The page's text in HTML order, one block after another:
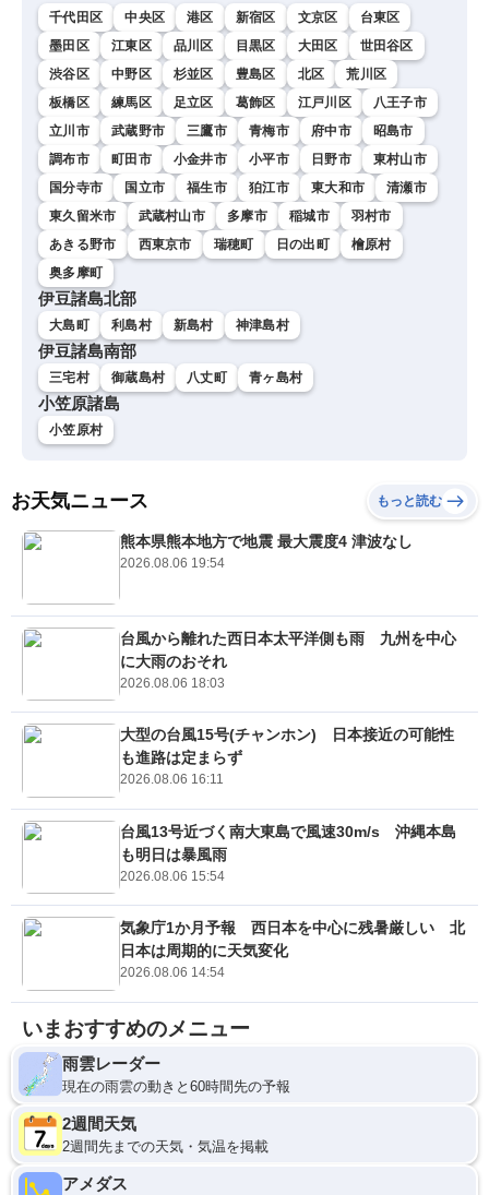
千代田区 中央区 港区 新宿区 文京区
台東区
墨田区
江東区 品川区 目黒区 大田区
世田谷区
渋谷区
中野区 杉並区 豊島区 北区
荒川区
板橋区
練馬区 足立区 葛飾区 江戸川区
八王子市
立川市
武蔵野市 三鷹市 青梅市 府中市
昭島市
調布市
町田市 小金井市 小平市 日野市
東村山市
国分寺市
国立市 福生市 狛江市 東大和市
清瀬市
東久留米市
武蔵村山市 多摩市 稲城市
羽村市
あきる野市
西東京市 瑞穂町 日の出町
檜原村
奥多摩町
伊豆諸島北部
大島町 利島村 新島村 神津島村
伊豆諸島南部
三宅村 御蔵島村 八丈町 青ヶ島村
小笠原諸島
小笠原村
お天気ニュース もっと読む
熊本県熊本地方で地震 最大震度4 津波なし
2026.08.06 19:54
台風から離れた西日本太平洋側も雨 九州を中心
に大雨のおそれ
2026.08.06 18:03
大型の台風15号(チャンホン) 日本接近の可能性
も進路は定まらず
2026.08.06 16:11
台風13号近づく南大東島で風速30m/s 沖縄本島
も明日は暴風雨
2026.08.06 15:54
気象庁1か月予報 西日本を中心に残暑厳しい 北
日本は周期的に天気変化
2026.08.06 14:54
いまおすすめのメニュー
雨雲レーダー
現在の雨雲の動きと60時間先の予報
2週間天気
2週間先までの天気・気温を掲載
アメダス